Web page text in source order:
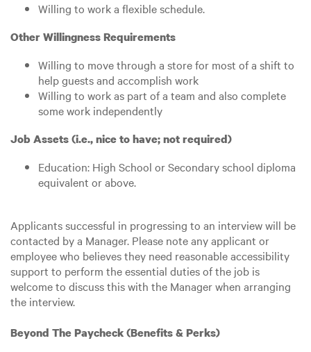
Willing to work a flexible schedule.
Other Willingness Requirements
Willing to move through a store for most of a shift to
help guests and accomplish work
Willing to work as part of a team and also complete
some work independently
Job Assets (i.e., nice to have; not required)
Education: High School or Secondary school diploma
equivalent or above.
Applicants successful in progressing to an interview will be
contacted by a Manager. Please note any applicant or
employee who believes they need reasonable accessibility
support to perform the essential duties of the job is
welcome to discuss this with the Manager when arranging
the interview.
Beyond The Paycheck (Benefits & Perks)